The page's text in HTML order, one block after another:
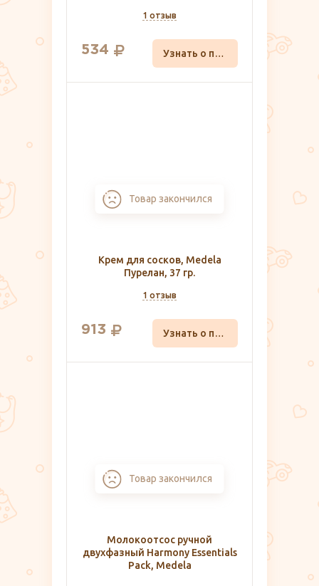
1 отзыв
534 Узнать о поступлении
Товар закончился
Крем для сосков, Medela
Пурелан, 37 гр.
1 отзыв
913 Узнать о поступлении
Товар закончился
Молокоотсос ручной
двухфазный Harmony Essentials
Pack, Medela